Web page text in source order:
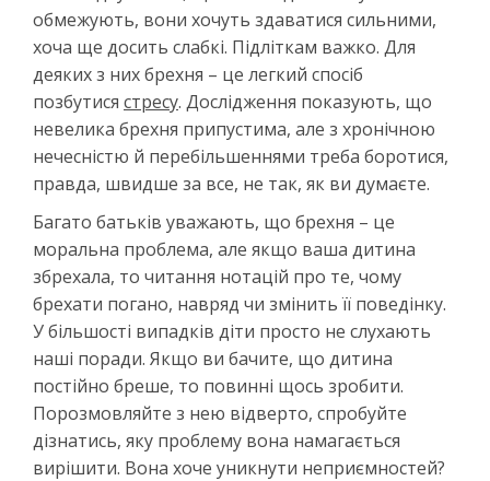
обмежують, вони хочуть здаватися сильними,
хоча ще досить слабкі. Підліткам важко. Для
деяких з них брехня – це легкий спосіб
позбутися стресу. Дослідження показують, що
невелика брехня припустима, але з хронічною
нечесністю й перебільшеннями треба боротися,
правда, швидше за все, не так, як ви думаєте.
Багато батьків уважають, що брехня – це
моральна проблема, але якщо ваша дитина
збрехала, то читання нотацій про те, чому
брехати погано, навряд чи змінить її поведінку.
У більшості випадків діти просто не слухають
наші поради. Якщо ви бачите, що дитина
постійно бреше, то повинні щось зробити.
Порозмовляйте з нею відверто, спробуйте
дізнатись, яку проблему вона намагається
вирішити. Вона хоче уникнути неприємностей?